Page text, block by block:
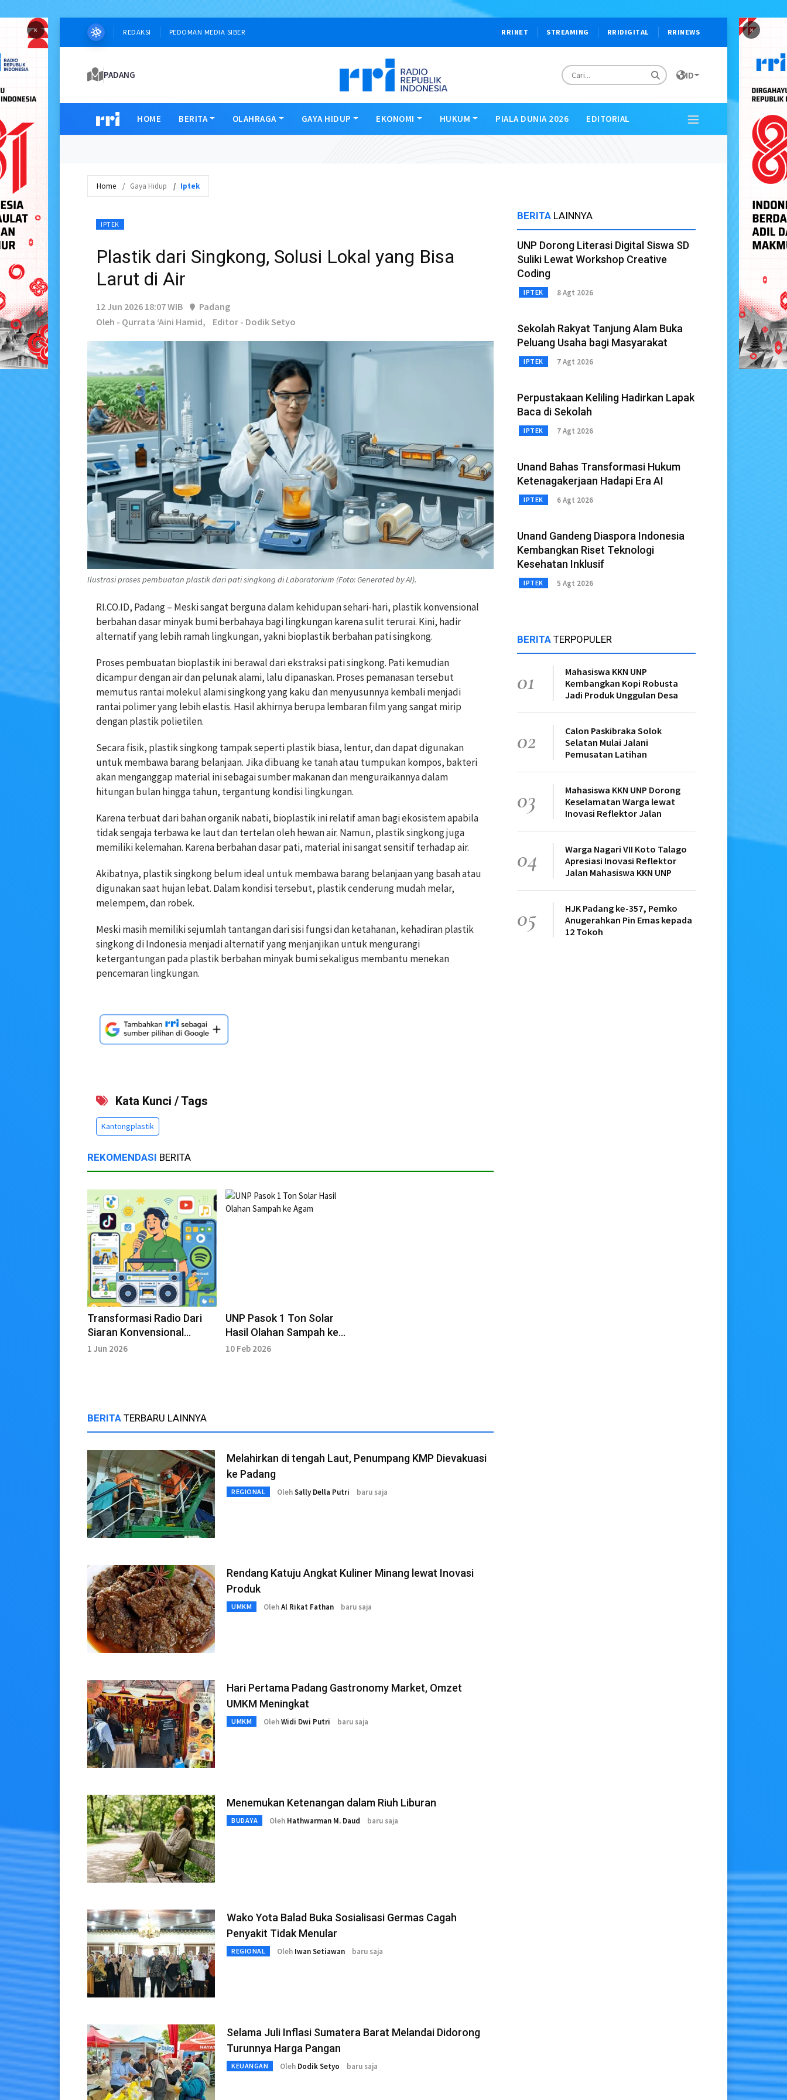
× ×
REDAKSI PEDOMAN MEDIA SIBER RRINET STREAMING RRIDIGITAL RRINEWS
PADANG ID
HOME BERITA OLAHRAGA GAYA HIDUP EKONOMI HUKUM PIALA DUNIA 2026 EDITORIAL
Home Gaya Hidup Iptek
IPTEK
Plastik dari Singkong, Solusi Lokal yang Bisa
Larut di Air
12 Jun 2026 18:07 WIB
Padang
Oleh - Qurrata ‘Aini Hamid,
Editor - Dodik Setyo
Ilustrasi proses pembuatan plastik dari pati singkong di Laboratorium (Foto: Generated by AI).
RI.CO.ID, Padang – Meski sangat berguna dalam kehidupan sehari-hari, plastik konvensional
berbahan dasar minyak bumi berbahaya bagi lingkungan karena sulit terurai. Kini, hadir
alternatif yang lebih ramah lingkungan, yakni bioplastik berbahan pati singkong.
Proses pembuatan bioplastik ini berawal dari ekstraksi pati singkong. Pati kemudian
dicampur dengan air dan pelunak alami, lalu dipanaskan. Proses pemanasan tersebut
memutus rantai molekul alami singkong yang kaku dan menyusunnya kembali menjadi
rantai polimer yang lebih elastis. Hasil akhirnya berupa lembaran film yang sangat mirip
dengan plastik polietilen.
Secara fisik, plastik singkong tampak seperti plastik biasa, lentur, dan dapat digunakan
untuk membawa barang belanjaan. Jika dibuang ke tanah atau tumpukan kompos, bakteri
akan menganggap material ini sebagai sumber makanan dan menguraikannya dalam
hitungan bulan hingga tahun, tergantung kondisi lingkungan.
Karena terbuat dari bahan organik nabati, bioplastik ini relatif aman bagi ekosistem apabila
tidak sengaja terbawa ke laut dan tertelan oleh hewan air. Namun, plastik singkong juga
memiliki kelemahan. Karena berbahan dasar pati, material ini sangat sensitif terhadap air.
Akibatnya, plastik singkong belum ideal untuk membawa barang belanjaan yang basah atau
digunakan saat hujan lebat. Dalam kondisi tersebut, plastik cenderung mudah melar,
melempem, dan robek.
Meski masih memiliki sejumlah tantangan dari sisi fungsi dan ketahanan, kehadiran plastik
singkong di Indonesia menjadi alternatif yang menjanjikan untuk mengurangi
ketergantungan pada plastik berbahan minyak bumi sekaligus membantu menekan
pencemaran lingkungan.
Kata Kunci / Tags
Kantongplastik
REKOMENDASI BERITA
Transformasi Radio Dari
Siaran Konvensional
Menjadi Media Audio Digital
1 Jun 2026
UNP Pasok 1 Ton Solar
Hasil Olahan Sampah ke
Agam
10 Feb 2026
BERITA TERBARU LAINNYA
Melahirkan di tengah Laut, Penumpang KMP Dievakuasi
ke Padang
REGIONAL OlehSally Della Putri baru saja
Rendang Katuju Angkat Kuliner Minang lewat Inovasi
Produk
UMKM OlehAl Rikat Fathan baru saja
Hari Pertama Padang Gastronomy Market, Omzet
UMKM Meningkat
UMKM OlehWidi Dwi Putri baru saja
Menemukan Ketenangan dalam Riuh Liburan
BUDAYA Oleh Hathwarman M. Daud baru saja
Wako Yota Balad Buka Sosialisasi Germas Cagah
Penyakit Tidak Menular
REGIONAL Oleh Iwan Setiawan baru saja
Selama Juli Inflasi Sumatera Barat Melandai Didorong
Turunnya Harga Pangan
KEUANGAN Oleh Dodik Setyo baru saja
BERITA LAINNYA
UNP Dorong Literasi Digital Siswa SD
Suliki Lewat Workshop Creative
Coding
IPTEK 8 Agt 2026
Sekolah Rakyat Tanjung Alam Buka
Peluang Usaha bagi Masyarakat
IPTEK 7 Agt 2026
Perpustakaan Keliling Hadirkan Lapak
Baca di Sekolah
IPTEK 7 Agt 2026
Unand Bahas Transformasi Hukum
Ketenagakerjaan Hadapi Era AI
IPTEK 6 Agt 2026
Unand Gandeng Diaspora Indonesia
Kembangkan Riset Teknologi
Kesehatan Inklusif
IPTEK 5 Agt 2026
BERITA TERPOPULER
01
Mahasiswa KKN UNP
Kembangkan Kopi Robusta
Jadi Produk Unggulan Desa
02
Calon Paskibraka Solok
Selatan Mulai Jalani
Pemusatan Latihan
03
Mahasiswa KKN UNP Dorong
Keselamatan Warga lewat
Inovasi Reflektor Jalan
04
Warga Nagari VII Koto Talago
Apresiasi Inovasi Reflektor
Jalan Mahasiswa KKN UNP
05
HJK Padang ke-357, Pemko
Anugerahkan Pin Emas kepada
12 Tokoh